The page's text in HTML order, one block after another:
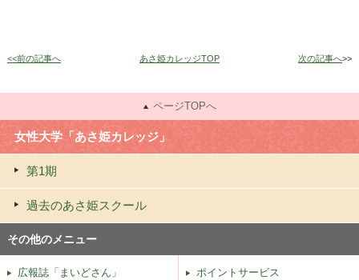
<<前の記事へ あさ姫カレッジTOP 次の記事へ>>
ページTOPへ
女性大学「あさ姫カレッジ」
第1期
過去のあさ姫スクール
その他のメニュー
広報誌「まいどさん」 ポイントサービス